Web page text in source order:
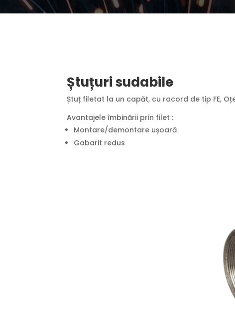
Ștuțuri sudabile
Ștuț filetat la un capăt, cu racord de tip FE,
Avantajele îmbinării prin filet :
Montare/demontare ușoară
Gabarit redus